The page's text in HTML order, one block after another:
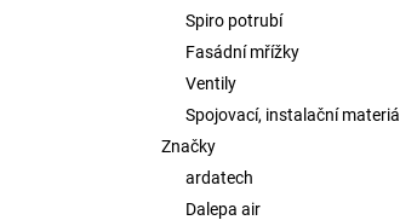
Spiro potrubí
Fasádní mřížky
Ventily
Spojovací, instalační materiál
Značky
ardatech
Dalepa air